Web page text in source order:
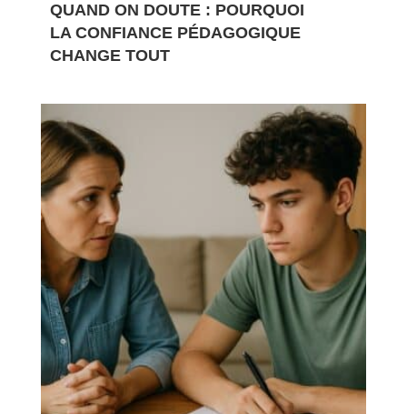
QUAND ON DOUTE : POURQUOI
LA CONFIANCE PÉDAGOGIQUE
CHANGE TOUT